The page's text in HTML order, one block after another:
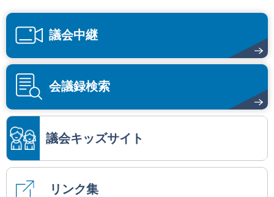
議会中継
会議録検索
議会キッズサイト
リンク集